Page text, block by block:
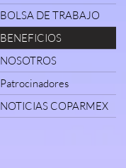
BOLSA DE TRABAJO
BENEFICIOS
NOSOTROS
Patrocinadores
NOTICIAS COPARMEX